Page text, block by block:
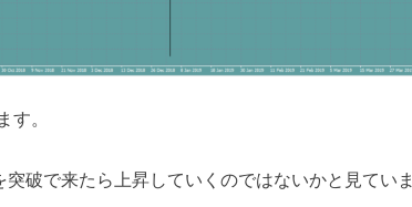
す。
破で来たら上昇していくのではないかと見ていま